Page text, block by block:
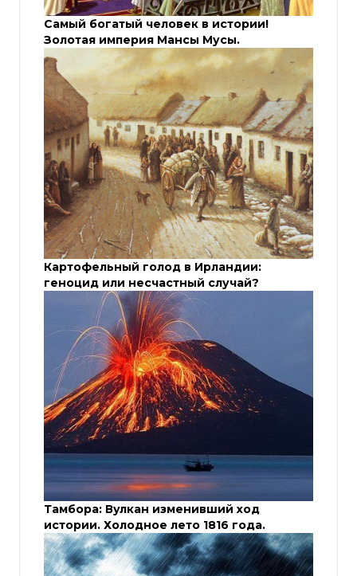
Самый богатый человек в истории!
Золотая империя Мансы Мусы.
Картофельный голод в Ирландии:
геноцид или несчастный случай?
Тамбора: Вулкан изменивший ход
истории. Холодное лето 1816 года.